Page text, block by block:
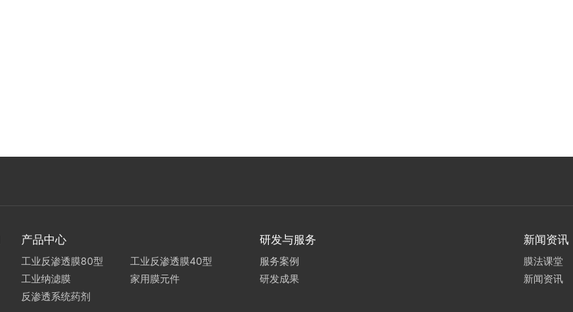
产品中心
工业反渗透膜80型
工业反渗透膜40型
工业纳滤膜
家用膜元件
反渗透系统药剂
研发与服务
服务案例
研发成果
新闻资讯
膜法课堂
新闻资讯